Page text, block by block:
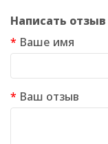
Написать отзыв
Ваше имя
Ваш отзыв